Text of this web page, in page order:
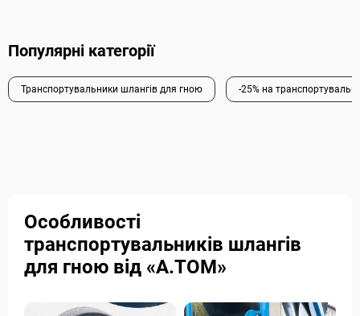
Популярні категорії
Транспортувальники шлангів для гною -25% на
Особливості
транспортувальників шлангів
для гною від «А.ТОМ»